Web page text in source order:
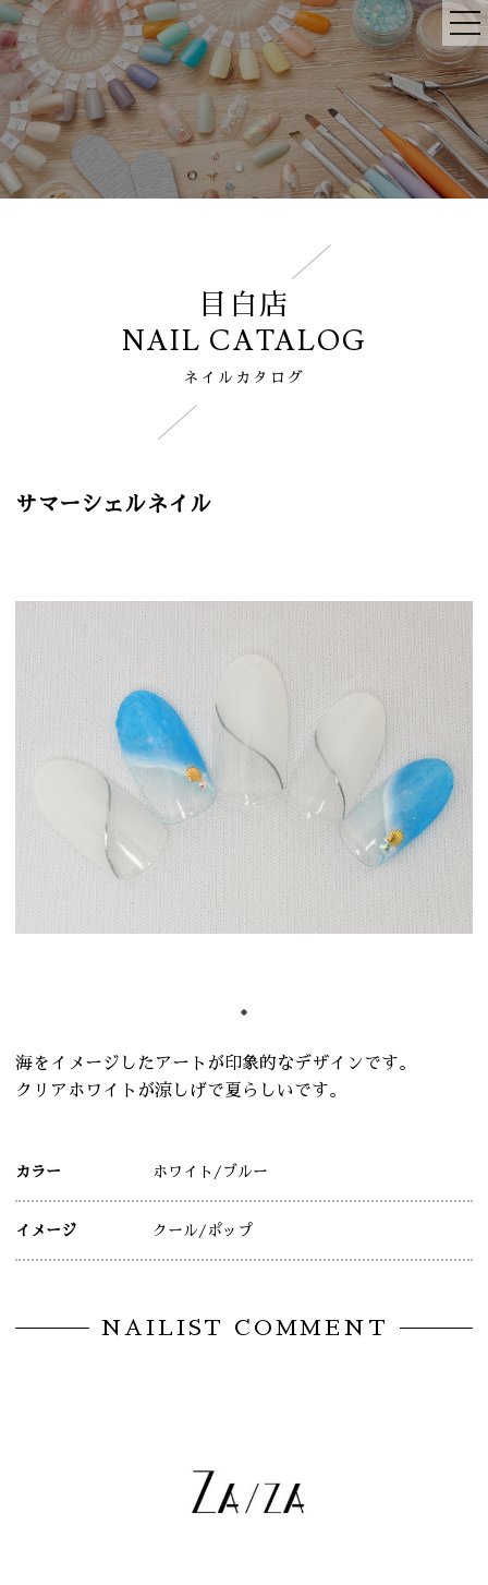
目白店
NAIL CATALOG
ネイルカタログ
サマーシェルネイル
海をイメージしたアートが印象的なデザインです。
クリアホワイトが涼しげで夏らしいです。
カラー ホワイト /ブルー
イメージ クール /ポップ
NAILIST COMMENT